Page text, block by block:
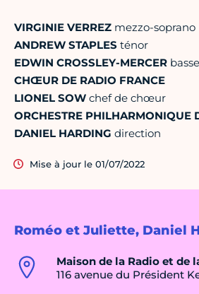
Roméo et Juliette, Daniel
Maison de la Radio et de
116 avenue du Président
VIRGINIE VERREZ mezzo-soprano
ANDREW STAPLES ténor
EDWIN CROSSLEY-MERCER basse
CHŒUR DE RADIO FRANCE
LIONEL SOW chef de chœur
ORCHESTRE PHILHARMONIQUE
DANIEL HARDING direction
Mise à jour le 01/07/2022